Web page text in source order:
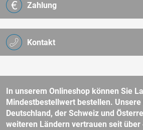
Kontakt
Zahlung
In unserem Onlineshop können Sie
Mindestbestellwert bestellen. Unsere
Deutschland, der Schweiz und
weiteren Ländern vertrauen seit über